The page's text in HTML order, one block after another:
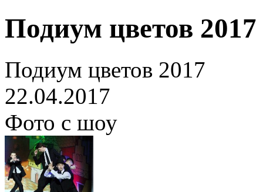
Подиум цветов 2017
Подиум цветов 2017
22.04.2017
Фото с шоу